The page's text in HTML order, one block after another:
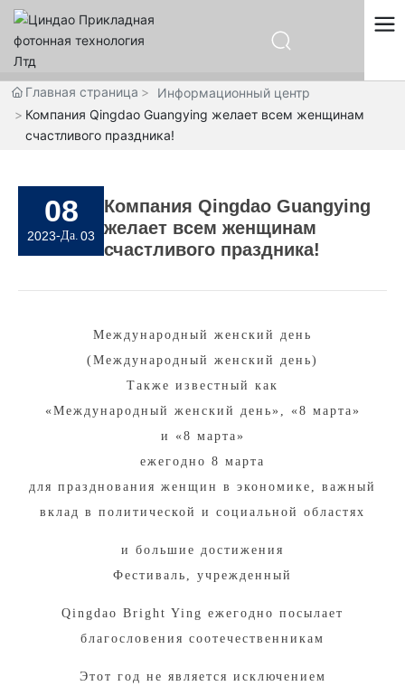
Главная страница
Информационный центр
Компания Qingdao Guangying желает всем женщинам
счастливого праздника!
08
2023-Да. 03
Компания Qingdao Guangying
желает всем женщинам
счастливого праздника!
Международный женский день
(Международный женский день)
Также известный как
«Международный женский день», «8 марта»
и «8 марта»
ежегодно 8 марта
для празднования женщин в экономике, важный
вклад в политической и социальной областях
и большие достижения
Фестиваль, учрежденный
Qingdao Bright Ying ежегодно посылает
благословения соотечественникам
Этот год не является исключением